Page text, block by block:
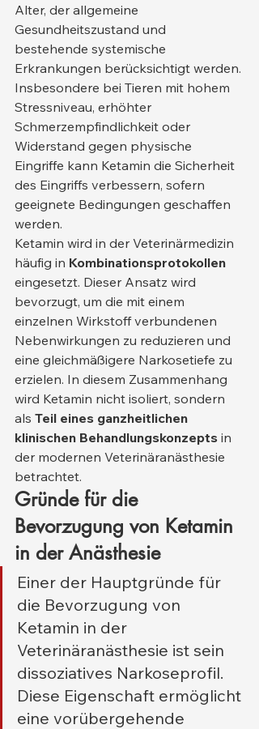
Alter, der allgemeine
Gesundheitszustand und
bestehende systemische
Erkrankungen berücksichtigt werden.
Insbesondere bei Tieren mit hohem
Stressniveau, erhöhter
Schmerzempfindlichkeit oder
Widerstand gegen physische
Eingriffe kann Ketamin die Sicherheit
des Eingriffs verbessern, sofern
geeignete Bedingungen geschaffen
werden.
Ketamin wird in der Veterinärmedizin
häufig in Kombinationsprotokollen
eingesetzt. Dieser Ansatz wird
bevorzugt, um die mit einem
einzelnen Wirkstoff verbundenen
Nebenwirkungen zu reduzieren und
eine gleichmäßigere Narkosetiefe zu
erzielen. In diesem Zusammenhang
wird Ketamin nicht isoliert, sondern
als Teil eines ganzheitlichen
klinischen Behandlungskonzepts in
der modernen Veterinäranästhesie
betrachtet.
Gründe für die
Bevorzugung von Ketamin
in der Anästhesie
Einer der Hauptgründe für
die Bevorzugung von
Ketamin in der
Veterinäranästhesie ist sein
dissoziatives Narkoseprofil.
Diese Eigenschaft ermöglicht
eine vorübergehende